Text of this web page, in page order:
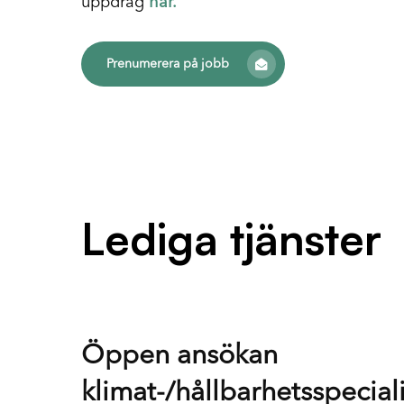
Prenumerera på jobb
Lediga tjänster
Öppen ansökan
klimat-/